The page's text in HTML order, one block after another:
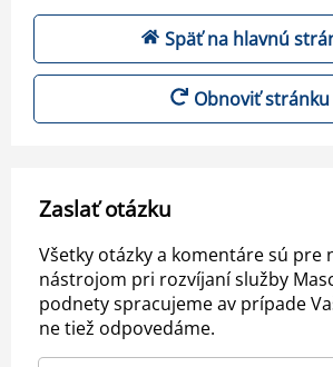
Späť na hlavnú
Obnoviť stránku
Zaslať otázku
Všetky otázky a komentáre sú pre
nástrojom pri rozvíjaní služby
podnety spracujeme av prípade
ne tiež odpovedáme.